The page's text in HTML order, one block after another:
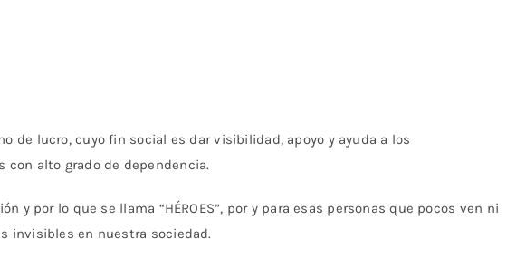
de lucro, cuyo fin social es dar visibilidad, apoyo y ayuda a los
alto grado de dependencia.
y por lo que se llama “HÉROES”, por y para esas personas que pocos ven ni
invisibles en nuestra sociedad.